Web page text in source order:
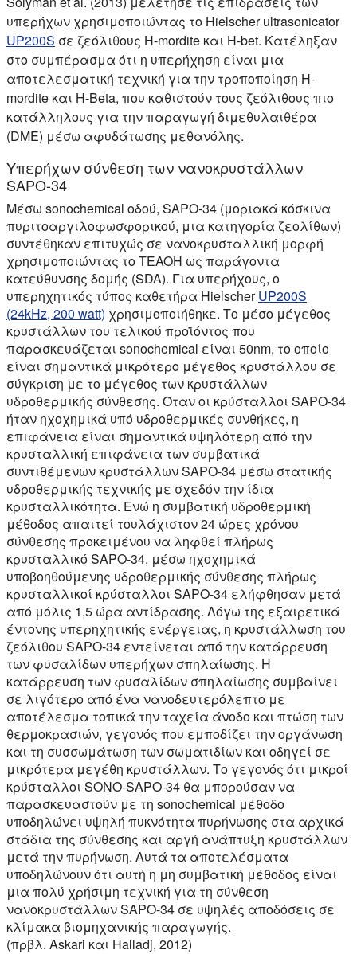
υπερήχων χρησιμοποιώντας το Hielscher ultrasonicator
UP200S σε ζεόλιθους H-mordite και H-bet. Κατέληξαν
στο συμπέρασμα ότι η υπερήχηση είναι μια
αποτελεσματική τεχνική για την τροποποίηση H-
mordite και H-Beta, που καθιστούν τους ζεόλιθους πιο
κατάλληλους για την παραγωγή διμεθυλαιθέρα
(DME) μέσω αφυδάτωσης μεθανόλης.
Υπερήχων σύνθεση των νανοκρυστάλλων
SAPO-34
Μέσω sonochemical οδού, SAPO-34 (μοριακά κόσκινα
πυριτοαργιλοφωσφορικού, μια κατηγορία ζεολίθων)
συντέθηκαν επιτυχώς σε νανοκρυσταλλική μορφή
χρησιμοποιώντας το TEAOH ως παράγοντα
κατεύθυνσης δομής (SDA). Για υπερήχους, ο
υπερηχητικός τύπος καθετήρα HielscherUP200S
(24kHz, 200 watt) χρησιμοποιήθηκε. Το μέσο μέγεθος
κρυστάλλων του τελικού προϊόντος που
παρασκευάζεται sonochemical είναι 50nm, το οποίο
είναι σημαντικά μικρότερο μέγεθος κρυστάλλου σε
σύγκριση με το μέγεθος των κρυστάλλων
υδροθερμικής σύνθεσης. Όταν οι κρύσταλλοι SAPO-34
ήταν ηχοχημικά υπό υδροθερμικές συνθήκες, η
επιφάνεια είναι σημαντικά υψηλότερη από την
κρυσταλλική επιφάνεια των συμβατικά
συντιθέμενων κρυστάλλων SAPO-34 μέσω στατικής
υδροθερμικής τεχνικής με σχεδόν την ίδια
κρυσταλλικότητα. Ενώ η συμβατική υδροθερμική
μέθοδος απαιτεί τουλάχιστον 24 ώρες χρόνου
σύνθεσης προκειμένου να ληφθεί πλήρως
κρυσταλλικό SAPO-34, μέσω ηχοχημικά
υποβοηθούμενης υδροθερμικής σύνθεσης πλήρως
κρυσταλλικοί κρύσταλλοι SAPO-34 ελήφθησαν μετά
από μόλις 1,5 ώρα αντίδρασης. Λόγω της εξαιρετικά
έντονης υπερηχητικής ενέργειας, η κρυστάλλωση του
ζεόλιθου SAPO-34 εντείνεται από την κατάρρευση
των φυσαλίδων υπερήχων σπηλαίωσης. Η
κατάρρευση των φυσαλίδων σπηλαίωσης συμβαίνει
σε λιγότερο από ένα νανοδευτερόλεπτο με
αποτέλεσμα τοπικά την ταχεία άνοδο και πτώση των
θερμοκρασιών, γεγονός που εμποδίζει την οργάνωση
και τη συσσωμάτωση των σωματιδίων και οδηγεί σε
μικρότερα μεγέθη κρυστάλλων. Το γεγονός ότι μικροί
κρύσταλλοι SONO-SAPO-34 θα μπορούσαν να
παρασκευαστούν με τη sonochemical μέθοδο
υποδηλώνει υψηλή πυκνότητα πυρήνωσης στα αρχικά
στάδια της σύνθεσης και αργή ανάπτυξη κρυστάλλων
μετά την πυρήνωση. Αυτά τα αποτελέσματα
υποδηλώνουν ότι αυτή η μη συμβατική μέθοδος είναι
μια πολύ χρήσιμη τεχνική για τη σύνθεση
νανοκρυστάλλων SAPO-34 σε υψηλές αποδόσεις σε
κλίμακα βιομηχανικής παραγωγής.
(πρβλ. Askari και Halladj, 2012)